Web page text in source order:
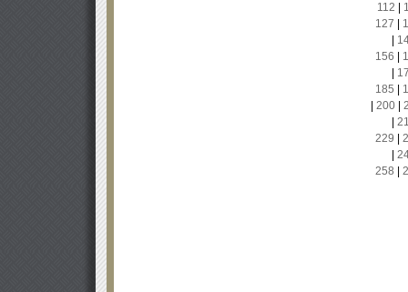
112
127
156
185
200|
229
258